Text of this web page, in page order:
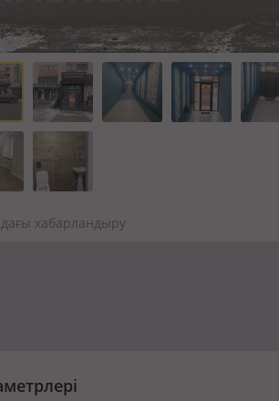
хабарландыру